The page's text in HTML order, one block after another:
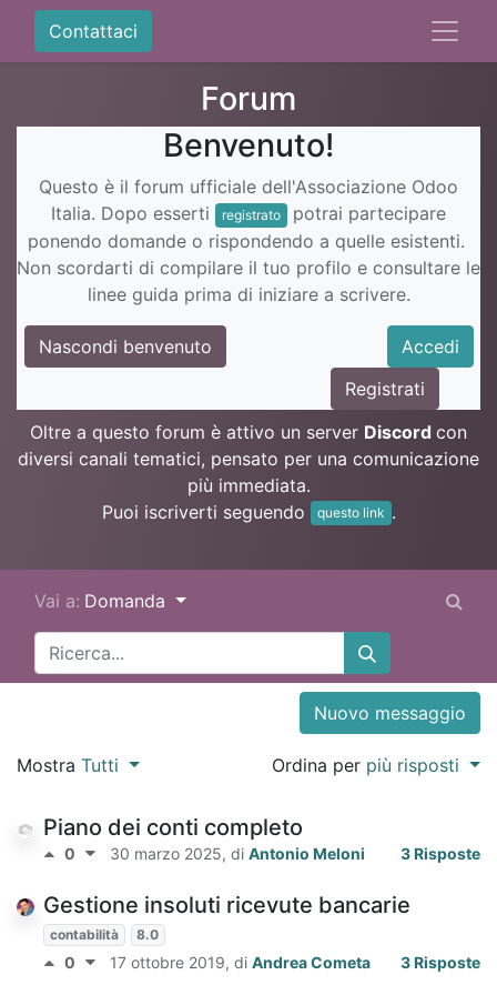
Contattaci
Forum
Benvenuto!
Questo è il forum ufficiale dell'Associazione Odoo
Italia. Dopo esserti
registrato
potrai partecipare
ponendo domande o rispondendo a quelle esistenti.
Non scordarti di compilare il tuo profilo e consultare le
linee guida prima di iniziare a scrivere.
Nascondi benvenuto
Accedi
Registrati
Oltre a questo forum è attivo un server Discord con
diversi canali tematici, pensato per una comunicazione
più immediata.
Puoi iscriverti seguendo
questo link .
Vai a: Domanda
Nuovo messaggio
Mostra Tutti Ordina per più risposti
Piano dei conti completo
0 30 marzo 2025, di Antonio Meloni 3 Risposte
Gestione insoluti ricevute bancarie
contabilità 8.0
0 17 ottobre 2019, di Andrea Cometa 3 Risposte